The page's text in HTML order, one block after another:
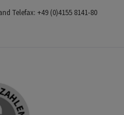
Telefax: +49 (0)4155 8141-80